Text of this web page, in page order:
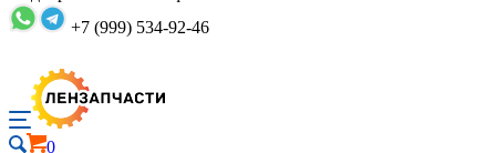
+7 (999) 534-92-46
0